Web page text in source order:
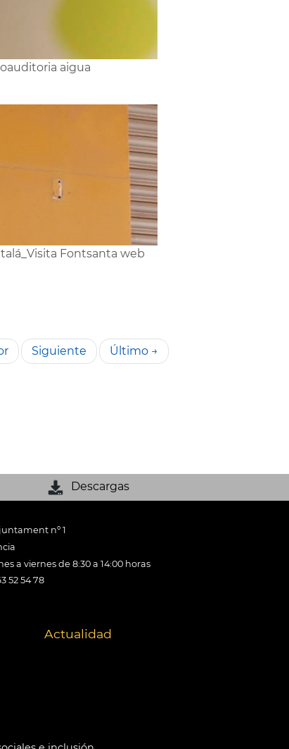
aigua
Fontsanta web
Siguiente Último →
Descargas
nº 1
a viernes de 8:30 a 14:00 horas
52 54 78
Actualidad